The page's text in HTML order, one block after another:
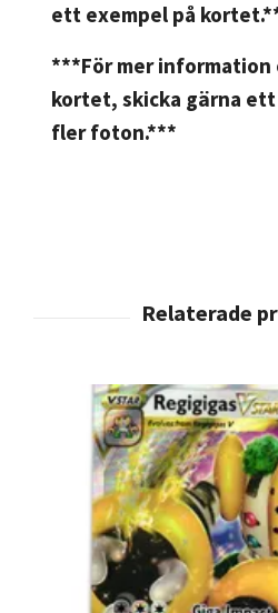
ett exempel på
***För mer information
kortet, skicka gärna
fler foton.***